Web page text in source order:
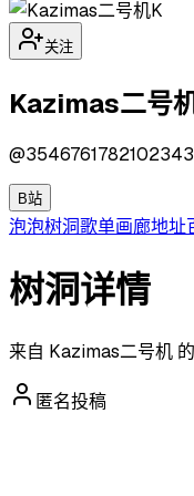
K
关注
Kazimas二号
@3546761782102343
B站
泡泡树洞歌单画廊地址
树洞详情
来自 Kazimas二号机
匿名投稿